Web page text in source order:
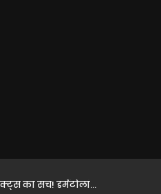
डॉ. जुश्या सरीन ने खोली विज्ञापनों की पोल